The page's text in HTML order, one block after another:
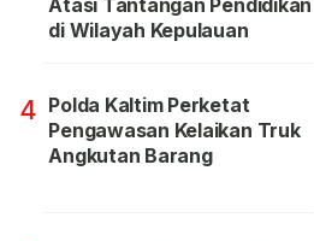
Atasi Tantangan Pendidikan
di Wilayah Kepulauan
4 Polda Kaltim Perketat
Pengawasan Kelaikan Truk
Angkutan Barang